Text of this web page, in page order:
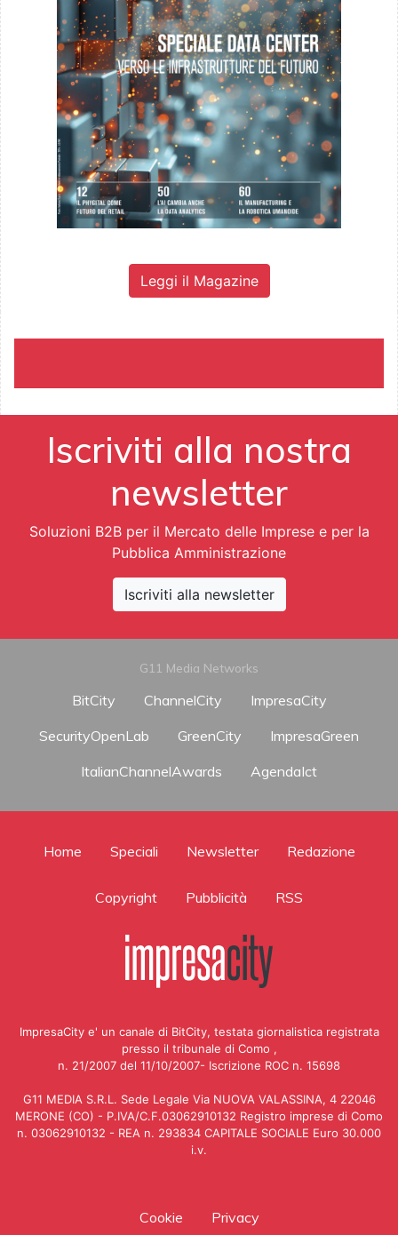
Leggi il Magazine
Iscriviti alla nostra
newsletter
Soluzioni B2B per il Mercato delle Imprese e per la
Pubblica Amministrazione
Iscriviti alla newsletter
G11 Media Networks
BitCity ChannelCity
ImpresaCity
SecurityOpenLab
GreenCity
ImpresaGreen
ItalianChannelAwards
AgendaIct
Home Speciali Newsletter Redazione
Copyright Pubblicità RSS
ImpresaCity e' un canale di BitCity, testata giornalistica registrata
presso il tribunale di Como ,
n. 21/2007 del 11/10/2007- Iscrizione ROC n. 15698
G11 MEDIA S.R.L. Sede Legale Via NUOVA VALASSINA, 4 22046
MERONE (CO) - P.IVA/C.F.03062910132 Registro imprese di Como
n. 03062910132 - REA n. 293834 CAPITALE SOCIALE Euro 30.000
i.v.
Cookie Privacy